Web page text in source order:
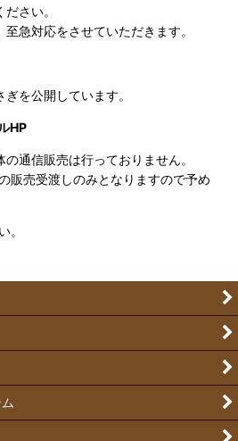
さい。
至急対応をさせていただきます。
を公開しています。
HP
通信販売は行っておりません。
販売受渡しのみとなりますので予め
。